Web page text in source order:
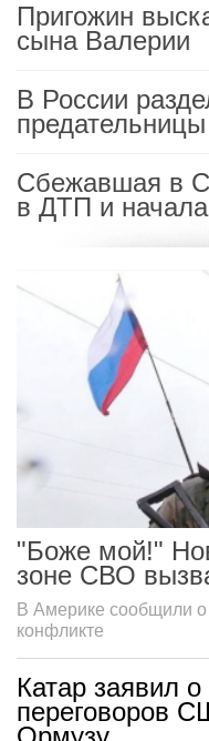
Пригожин
сына Валерии
В России
Сбежавшая в
в ДТП и
"Боже мой!"
зоне СВО
В Америке сообщили
конфликте
Катар заявил о
переговоров